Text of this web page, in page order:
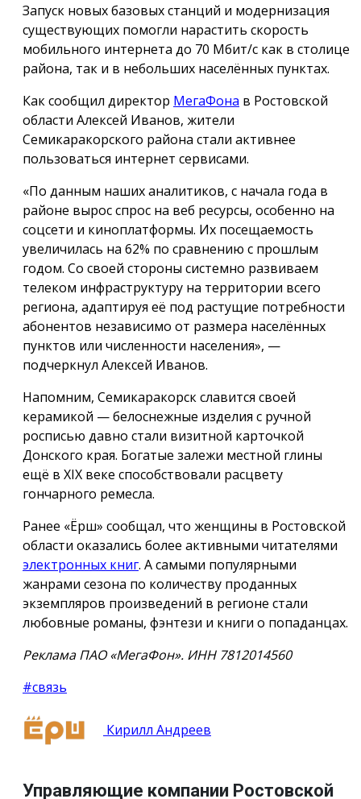
Запуск новых базовых станций и модернизация
существующих помогли нарастить скорость
мобильного интернета до 70 Мбит/с как в столице
района, так и в небольших населённых пунктах.
Как сообщил директор МегаФона в Ростовской
области Алексей Иванов, жители
Семикаракорского района стали активнее
пользоваться интернет сервисами.
«По данным наших аналитиков, с начала года в
районе вырос спрос на веб ресурсы, особенно на
соцсети и киноплатформы. Их посещаемость
увеличилась на 62% по сравнению с прошлым
годом. Со своей стороны системно развиваем
телеком инфраструктуру на территории всего
региона, адаптируя её под растущие потребности
абонентов независимо от размера населённых
пунктов или численности населения», —
подчеркнул Алексей Иванов.
Напомним, Семикаракорск славится своей
керамикой — белоснежные изделия с ручной
росписью давно стали визитной карточкой
Донского края. Богатые залежи местной глины
ещё в XIX веке способствовали расцвету
гончарного ремесла.
Ранее «Ёрш» сообщал, что женщины в Ростовской
области оказались более активными читателями
электронных книг. А самыми популярными
жанрами сезона по количеству проданных
экземпляров произведений в регионе стали
любовные романы, фэнтези и книги о попаданцах.
Реклама ПАО «МегаФон». ИНН 7812014560
#связь
Кирилл Андреев
Управляющие компании Ростовской